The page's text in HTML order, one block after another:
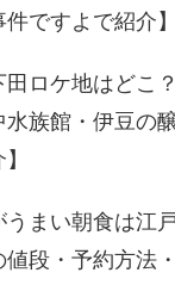
件ですよで紹介】
ロケ地はどこ
族館・伊豆の
うまい朝食は江
値段・予約方法